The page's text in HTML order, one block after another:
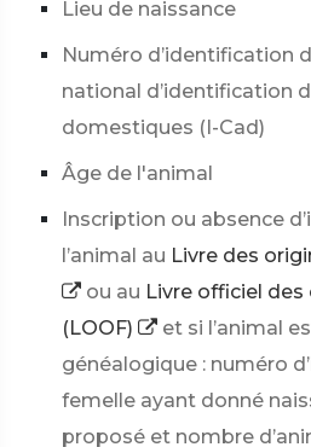
Lieu de naissance
Numéro d’identification
national d’identification
domestiques (I-Cad)
Âge de l'animal
Inscription ou absence
l’animal au Livre des
ou au Livre officiel des
(LOOF)
et si l’animal
généalogique : numéro
femelle ayant donné
proposé et nombre